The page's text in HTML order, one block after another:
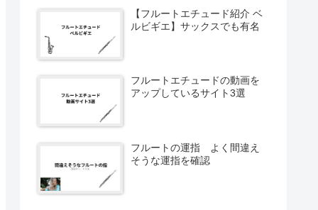
【フルートエチュード紹介 ベ
ルビギエ】サックスでも有名
フルートエチュードの動画を
アップしているサイト3選
フルートの運指 よく間違え
そうな運指を確認